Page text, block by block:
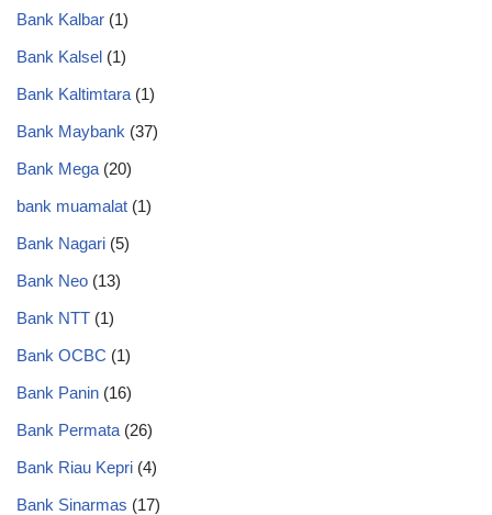
Bank Kalbar (1)
Bank Kalsel (1)
Bank Kaltimtara (1)
Bank Maybank (37)
Bank Mega (20)
bank muamalat (1)
Bank Nagari (5)
Bank Neo (13)
Bank NTT (1)
Bank OCBC (1)
Bank Panin (16)
Bank Permata (26)
Bank Riau Kepri (4)
Bank Sinarmas (17)